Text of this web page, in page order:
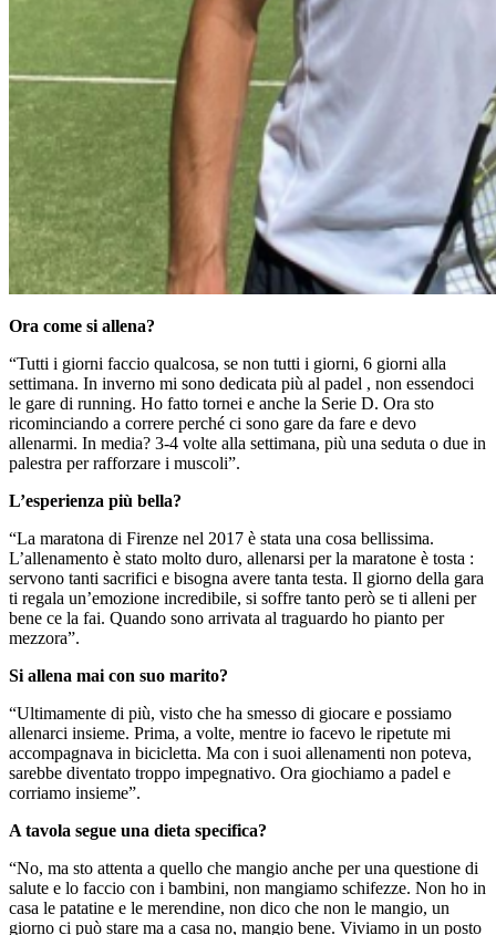
Ora come si allena?
“Tutti i giorni faccio qualcosa, se non tutti i giorni, 6 giorni alla
settimana. In inverno mi sono dedicata più al padel , non essendoci
le gare di running. Ho fatto tornei e anche la Serie D. Ora sto
ricominciando a correre perché ci sono gare da fare e devo
allenarmi. In media? 3-4 volte alla settimana, più una seduta o due in
palestra per rafforzare i muscoli”.
L’esperienza più bella?
“La maratona di Firenze nel 2017 è stata una cosa bellissima.
L’allenamento è stato molto duro, allenarsi per la maratone è tosta :
servono tanti sacrifici e bisogna avere tanta testa. Il giorno della gara
ti regala un’emozione incredibile, si soffre tanto però se ti alleni per
bene ce la fai. Quando sono arrivata al traguardo ho pianto per
mezzora”.
Si allena mai con suo marito?
“Ultimamente di più, visto che ha smesso di giocare e possiamo
allenarci insieme. Prima, a volte, mentre io facevo le ripetute mi
accompagnava in bicicletta. Ma con i suoi allenamenti non poteva,
sarebbe diventato troppo impegnativo. Ora giochiamo a padel e
corriamo insieme”.
A tavola segue una dieta specifica?
“No, ma sto attenta a quello che mangio anche per una questione di
salute e lo faccio con i bambini, non mangiamo schifezze. Non ho in
casa le patatine e le merendine, non dico che non le mangio, un
giorno ci può stare ma a casa no, mangio bene. Viviamo in un posto